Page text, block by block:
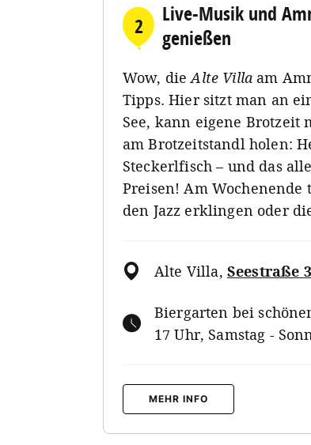
2
Live-Musik und
genießen
Wow, dieAlte Villa am
Tipps. Hier sitzt man an
See, kann eigene Brotzeit
am Brotzeitstandl holen:
Steckerlfisch – und das
Preisen! Am Wochenende
den Jazz erklingen oder
Alte Villa, Seestraße
Biergarten bei
17 Uhr, Samstag -
MEHR INFO